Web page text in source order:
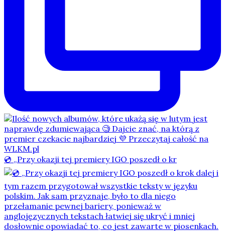
💿 „Przy okazji tej premiery IGO poszedł o kr